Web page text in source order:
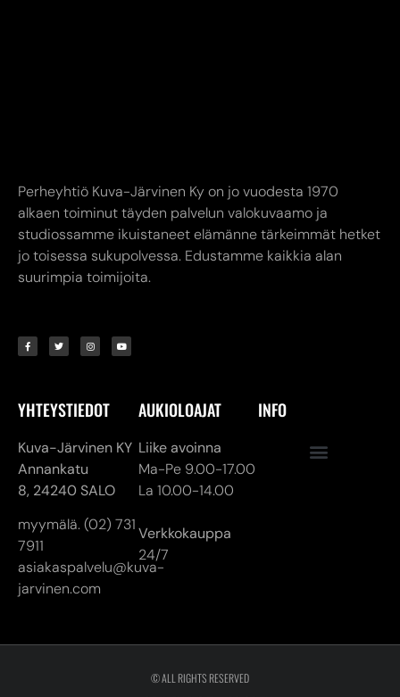
Perheyhtiö Kuva-Järvinen Ky on jo vuodesta 1970
alkaen toiminut täyden palvelun valokuvaamo ja
studiossamme ikuistaneet elämänne tärkeimmät hetket
jo toisessa sukupolvessa. Edustamme kaikkia alan
suurimpia toimijoita.
YHTEYSTIEDOT
Kuva-Järvinen KY
Annankatu
8, 24240 SALO
myymälä. (02) 731
7911
asiakaspalvelu@kuva-
jarvinen.com
AUKIOLOAJAT
Liike avoinna
Ma-Pe 9.00-17.00
La 10.00-14.00
Verkkokauppa
24/7
INFO
© ALL RIGHTS RESERVED